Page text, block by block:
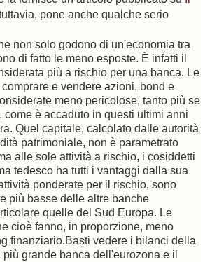
pone anche qualche serio
non solo godono di un'economia tra
di fatto le meno esposte. È infatti il
più a rischio per una banca. Le
e vendere azioni, bond e
meno pericolose, tanto più se
come è accaduto in questi ultimi anni
Quel capitale, calcolato dalle autorità
patrimoniale, non è parametrato
alle sole attività a rischio, i cosiddetti
tedesco ha tutti i vantaggi dalla sua
ponderate per il rischio, sono
più basse delle altre banche
quelle del Sud Europa. Le
cioè fanno, in proporzione, meno
finanziario.Basti vedere i bilanci della
grande banca dell'eurozona e il